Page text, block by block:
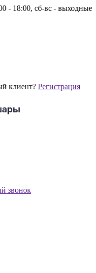
- 18:00, сб-вс - выходные
клиент? Регистрация
звонок